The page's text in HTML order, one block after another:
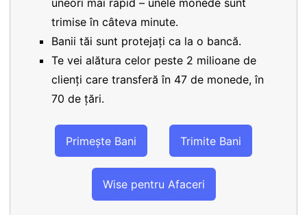
uneori mai rapid – unele monede sunt
trimise în câteva minute.
Banii tăi sunt protejați ca la o bancă.
Te vei alătura celor peste 2 milioane de
clienți care transferă în 47 de monede, în
70 de țări.
Primește Bani Trimite Bani
Wise pentru Afaceri